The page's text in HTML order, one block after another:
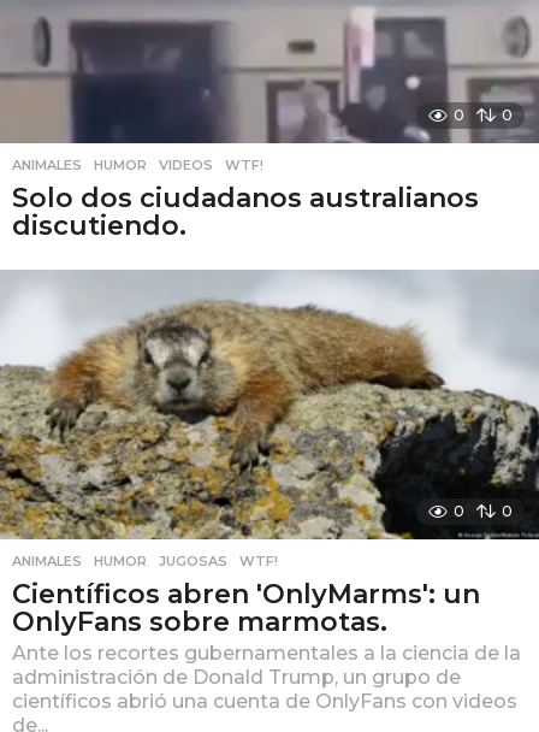
0 0
ANIMALES ,HUMOR ,VIDEOS ,WTF!
Solo dos ciudadanos australianos
discutiendo.
0 0
ANIMALES ,HUMOR ,JUGOSAS ,WTF!
Científicos abren 'OnlyMarms': un
OnlyFans sobre marmotas.
Ante los recortes gubernamentales a la ciencia de la
administración de Donald Trump, un grupo de
científicos abrió una cuenta de OnlyFans con videos
de...